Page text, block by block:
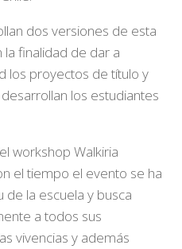
dos versiones de esta
la finalidad de dar a
los proyectos de título y
los estudiantes
workshop Walkiria
el tiempo el evento se ha
la escuela y busca
a todos sus
vivencias y además